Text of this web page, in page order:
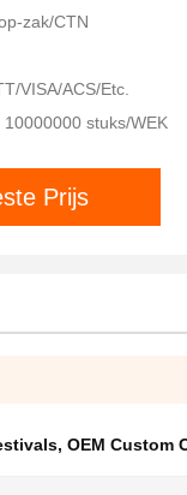
zak/CTN
VISA/ACS/Etc.
stuks/WEK
Prijs
, OEM Custom